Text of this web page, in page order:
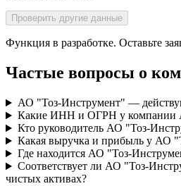
Проверить другие данные
Функция в разработке. Оставьте
Частые вопросы о
АО "Тоз-Инструмент" —
Какие ИНН и ОГРН у компании
Кто руководитель АО "Тоз-
Какая выручка и прибыль у АО
Где находится АО "Тоз-
Соответствует ли АО "Тоз-
чистых активах?